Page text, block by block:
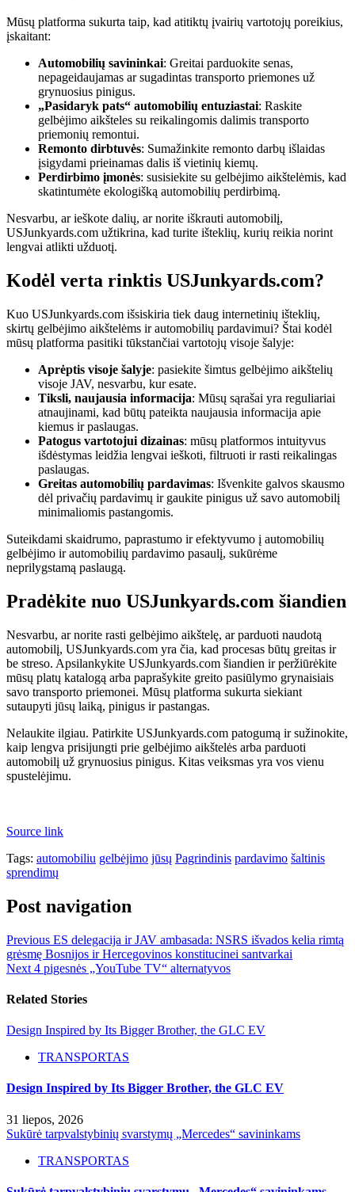
Mūsų platforma sukurta taip, kad atitiktų įvairių vartotojų poreikius,
įskaitant:
Automobilių savininkai: Greitai parduokite senas,
nepageidaujamas ar sugadintas transporto priemones už
grynuosius pinigus.
„Pasidaryk pats“ automobilių entuziastai: Raskite
gelbėjimo aikšteles su reikalingomis dalimis transporto
priemonių remontui.
Remonto dirbtuvės: Sumažinkite remonto darbų išlaidas
įsigydami prieinamas dalis iš vietinių kiemų.
Perdirbimo įmonės: susisiekite su gelbėjimo aikštelėmis, kad
skatintumėte ekologišką automobilių perdirbimą.
Nesvarbu, ar ieškote dalių, ar norite iškrauti automobilį,
USJunkyards.com užtikrina, kad turite išteklių, kurių reikia norint
lengvai atlikti užduotį.
Kodėl verta rinktis USJunkyards.com?
Kuo USJunkyards.com išsiskiria tiek daug internetinių išteklių,
skirtų gelbėjimo aikštelėms ir automobilių pardavimui? Štai kodėl
mūsų platforma pasitiki tūkstančiai vartotojų visoje šalyje:
Aprėptis visoje šalyje: pasiekite šimtus gelbėjimo aikštelių
visoje JAV, nesvarbu, kur esate.
Tiksli, naujausia informacija: Mūsų sąrašai yra reguliariai
atnaujinami, kad būtų pateikta naujausia informacija apie
kiemus ir paslaugas.
Patogus vartotojui dizainas: mūsų platformos intuityvus
išdėstymas leidžia lengvai ieškoti, filtruoti ir rasti reikalingas
paslaugas.
Greitas automobilių pardavimas: Išvenkite galvos skausmo
dėl privačių pardavimų ir gaukite pinigus už savo automobilį
minimaliomis pastangomis.
Suteikdami skaidrumo, paprastumo ir efektyvumo į automobilių
gelbėjimo ir automobilių pardavimo pasaulį, sukūrėme
neprilygstamą paslaugą.
Pradėkite nuo USJunkyards.com šiandien
Nesvarbu, ar norite rasti gelbėjimo aikštelę, ar parduoti naudotą
automobilį, USJunkyards.com yra čia, kad procesas būtų greitas ir
be streso. Apsilankykite USJunkyards.com šiandien ir peržiūrėkite
mūsų platų katalogą arba paprašykite greito pasiūlymo grynaisiais
savo transporto priemonei. Mūsų platforma sukurta siekiant
sutaupyti jūsų laiką, pinigus ir pastangas.
Nelaukite ilgiau. Patirkite USJunkyards.com patogumą ir sužinokite,
kaip lengva prisijungti prie gelbėjimo aikštelės arba parduoti
automobilį už grynuosius pinigus. Kitas veiksmas yra vos vienu
spustelėjimu.
Source link
Tags: automobiliu gelbėjimo jūsų Pagrindinis pardavimo šaltinis
sprendimų
Post navigation
Previous ES delegacija ir JAV ambasada: NSRS išvados kelia rimtą
grėsmę Bosnijos ir Hercegovinos konstitucinei santvarkai
Next 4 pigesnės „YouTube TV“ alternatyvos
Related Stories
Design Inspired by Its Bigger Brother, the GLC EV
TRANSPORTAS
Design Inspired by Its Bigger Brother, the GLC EV
31 liepos, 2026
Sukūrė tarpvalstybinių svarstymų „Mercedes“ savininkams
TRANSPORTAS